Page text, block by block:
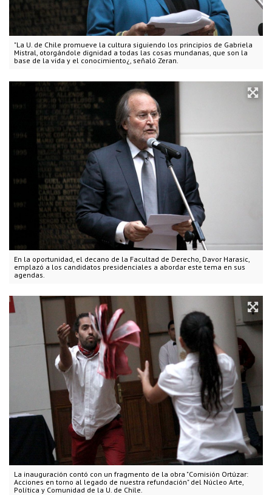
"La U. de Chile promueve la cultura siguiendo los principios de Gabriela
Mistral, otorgándole dignidad a todas las cosas mundanas, que son la
base de la vida y el conocimiento¿, señaló Zeran.
En la oportunidad, el decano de la Facultad de Derecho, Davor Harasic,
emplazó a los candidatos presidenciales a abordar este tema en sus
agendas.
La inauguración contó con un fragmento de la obra "Comisión Ortúzar:
Acciones en torno al legado de nuestra refundación" del Núcleo Arte,
Política y Comunidad de la U. de Chile.